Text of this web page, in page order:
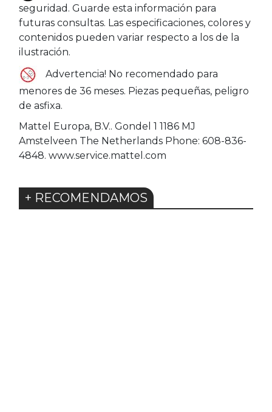
seguridad. Guarde esta información para
futuras consultas. Las especificaciones, colores y
contenidos pueden variar respecto a los de la
ilustración.
Advertencia! No recomendado para
menores de 36 meses. Piezas pequeñas, peligro
de asfixa.
Mattel Europa, B.V.. Gondel 1 1186 MJ
Amstelveen The Netherlands Phone: 608-836-
4848. www.service.mattel.com
+ RECOMENDAMOS